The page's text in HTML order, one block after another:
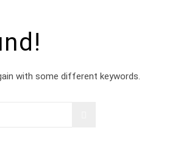
with some different keywords.